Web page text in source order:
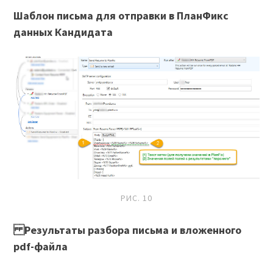
Шаблон письма для отправки в ПланФикс
данных Кандидата
РИС. 10
Результаты разбора письма и вложенного
pdf-файла